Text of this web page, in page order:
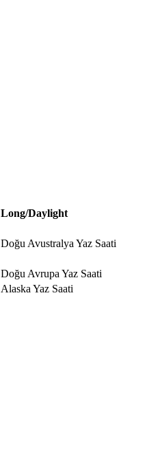
Long/Daylight
Doğu Avustralya Yaz Saati
Doğu Avrupa Yaz Saati
Alaska Yaz Saati